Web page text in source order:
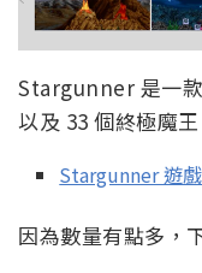
Stargunner 是一款
以及 33 個終極魔王
Stargunner 遊
因為數量有點多，